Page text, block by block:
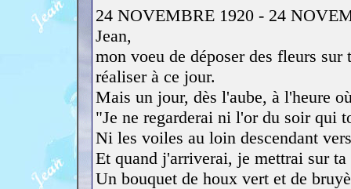
24 NOVEMBRE 1920 - 24
Jean,
mon voeu de déposer des fleurs
réaliser à ce jour.
Mais un jour, dès l'aube, à l'heure
"Je ne regarderai ni l'or du soir qui
Ni les voiles au loin descendant
Et quand j'arriverai, je mettrai sur ta
Un bouquet de houx vert et de